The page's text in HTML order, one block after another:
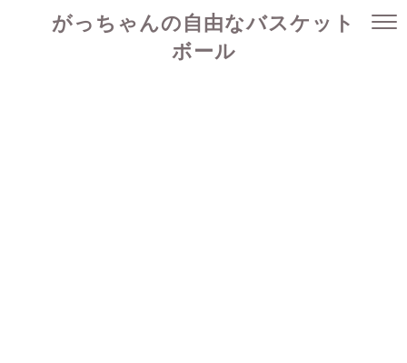
がっちゃんの自由なバスケット
ボール